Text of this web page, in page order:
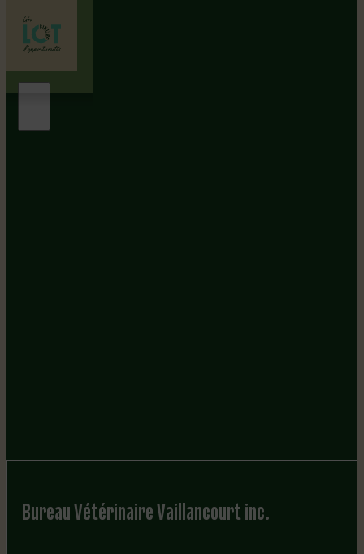
Bureau Vétérinaire Vaillancourt inc.